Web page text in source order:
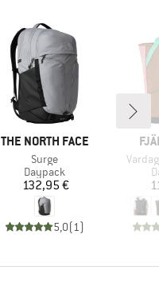
MARKE
THE NORTH FACE
Artikel
Surge
Produktgruppe
Daypack
Preis
132,95 €
5,0(1 )
Artikel